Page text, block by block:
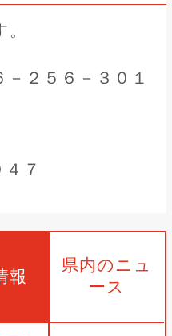
２５６－３０１
７
報
県内のニュ
ース